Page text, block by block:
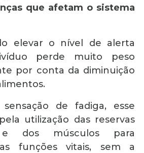
que afetam o sistema
elevar o nível de alerta
perde muito peso
por conta da diminuição
de fadiga, esse
utilização das reservas
dos músculos para
funções vitais, sem a